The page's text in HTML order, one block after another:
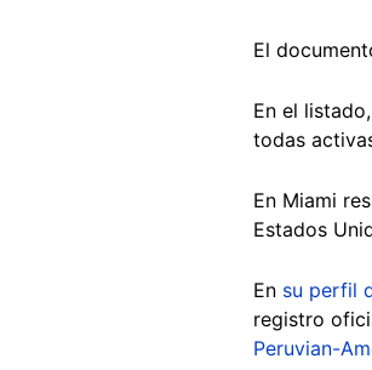
El
En el
todas
En Miami
Estados
En su perfil
registro
Peruvian-